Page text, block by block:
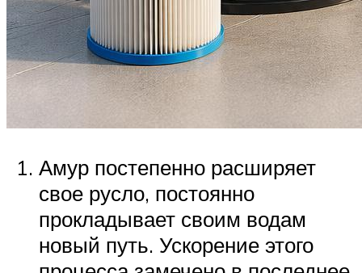
Амур постепенно расширяет
свое русло, постоянно
прокладывает своим водам
новый путь. Ускорение этого